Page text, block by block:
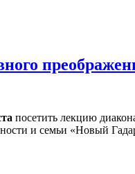
посетить лекцию
и семьи «Новый